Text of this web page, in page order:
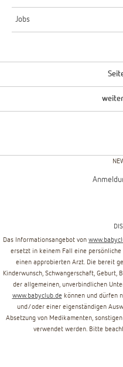
Jobs
Das Informationsangebot von
ersetzt in keinem Fall eine persönliche
einen approbierten Arzt. Die bereit
Kinderwunsch, Schwangerschaft, Geburt,
der allgemeinen, unverbindlichen
www.babyclub.de können und dürfen
und/oder einer eigenständigen
Absetzung von Medikamenten,
verwendet werden. Bitte